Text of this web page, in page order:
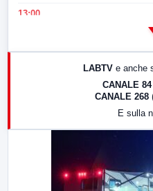
13:00
LABTV e anche
CANALE 84
CANALE 268
E sulla